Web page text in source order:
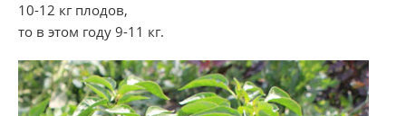
10-12 кгплодов,
то в этом году 9-11 кг.